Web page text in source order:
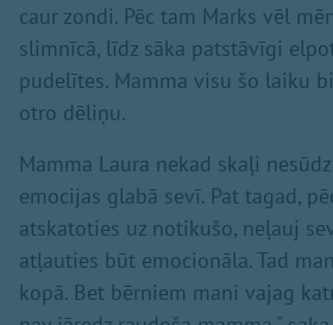
caur zondi. Pēc tam Marks vēl
slimnīcā, līdz sāka patstāvīgi
pudelītes. Mamma visu šo laiku
otro dēliņu.
Mamma Laura nekad skaļi
emocijas glabā sevī. Pat tagad,
atskatoties uz notikušo, neļauj
atļauties būt emocionāla. Tad
kopā. Bet bērniem mani vajag